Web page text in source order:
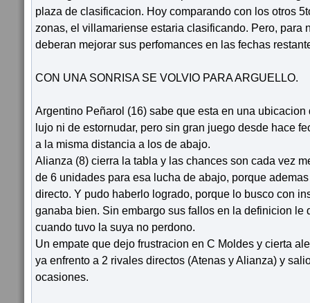
plaza de clasificacion. Hoy comparando con los otros
zonas, el villamariense estaria clasificando. Pero, para
deberan mejorar sus perfomances en las fechas
CON UNA SONRISA SE VOLVIO PARA ARGUELLO.
Argentino Peñarol (16) sabe que esta en una
lujo ni de estornudar, pero sin gran juego desde hace
a la misma distancia a los de abajo.
Alianza (8) cierra la tabla y las chances son cada vez
de 6 unidades para esa lucha de abajo, porque
directo. Y pudo haberlo logrado, porque lo busco con
ganaba bien. Sin embargo sus fallos en la definicion le
cuando tuvo la suya no perdono.
Un empate que dejo frustracion en C Moldes y cierta
ya enfrento a 2 rivales directos (Atenas y Alianza) y
ocasiones.